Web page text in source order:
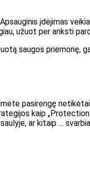
įdėjimas
užuot per anksti
saugos
pasirengę
kaip
ar kitaip …